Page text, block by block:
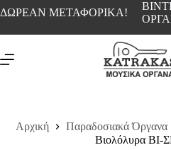
ΔΩΡΕΑΝ ΜΕΤΑΦΟΡΙΚΑ!
Αρχική Παραδοσιακά Όργανα
Βιολόλυρα ΒΙ-